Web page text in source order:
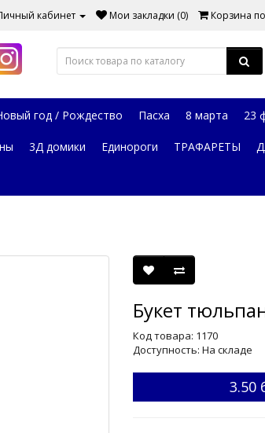
кабинет Мои закладки (0) Корзина
год / Рождество Пасха 8 марта 23
3Д домики Единороги ТРАФАРЕТЫ
Букет
Код товара: 1170
Доступность: На складе
3.50